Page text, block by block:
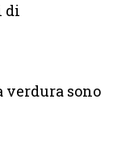
di
verdura sono